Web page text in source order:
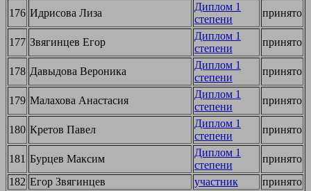
176 Идрисова Лиза
Диплом 1
степени
принято
177 Звягинцев Егор
Диплом 1
степени
принято
178 Давыдова Вероника
Диплом 1
степени
принято
179 Малахова Анастасия
Диплом 1
степени
принято
180 Кретов Павел
Диплом 1
степени
принято
181 Бурцев Максим
Диплом 1
степени
принято
182 Егор Звягинцев участник
принято